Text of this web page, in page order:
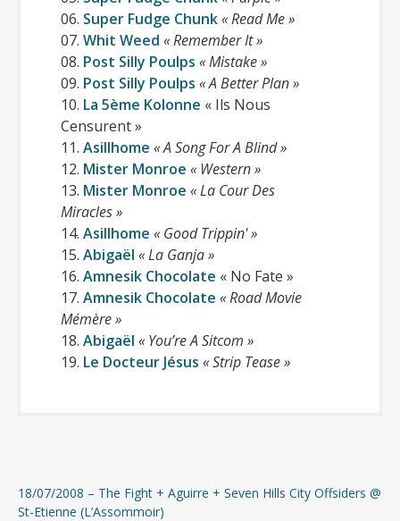
Quelques temps après sortait un CD
compilant toutes ces formations , une
centaine de copies étaient offertes aux
groupes pour diffuser gratuitement
leurs créations.
06. Super Fudge Chunk« Read Me »
07. Whit Weed « Remember It »
08. Post Silly Poulps « Mistake »
09. Post Silly Poulps « A Better Plan »
10. La 5ème Kolonne « Ils Nous
Censurent »
11. Asillhome « A Song For A Blind »
12. Mister Monroe « Western »
13. Mister Monroe « La Cour Des
Miracles »
14. Asillhome « Good Trippin' »
15. Abigaël « La Ganja »
16. Amnesik Chocolate « No Fate »
17. Amnesik Chocolate « Road Movie
Mémère »
18. Abigaël « You’re A Sitcom »
19. Le Docteur Jésus « Strip Tease »
gratuitement la compilation
18/07/2008 – The Fight + Aguirre + Seven Hills City Offsiders @
St-Etienne (L’Assommoir)